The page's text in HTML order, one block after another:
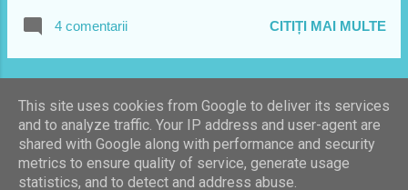
4 comentarii CITIȚI MAI MULTE
Un produs Blogger
This site uses cookies from Google to deliver its services
and to analyze traffic. Your IP address and user-agent are
shared with Google along with performance and security
metrics to ensure quality of service, generate usage
statistics, and to detect and address abuse.